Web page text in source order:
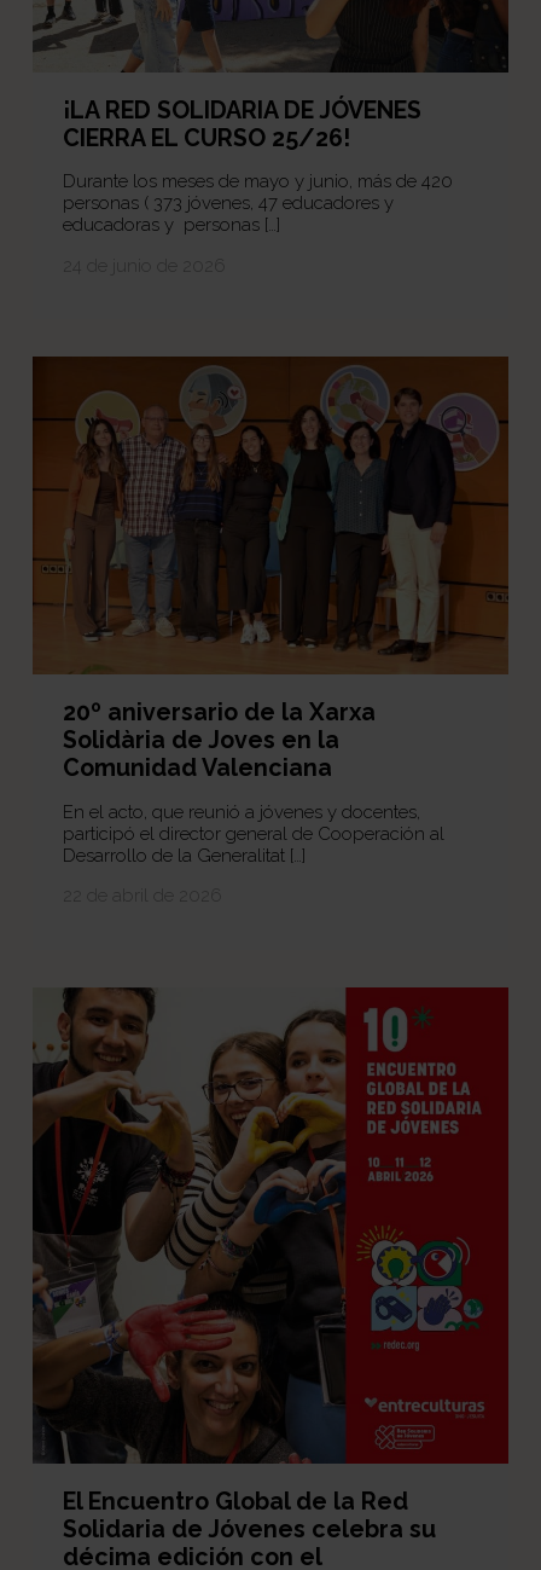
¡LA RED SOLIDARIA DE JÓVENES
CIERRA EL CURSO 25/26!
Durante los meses de mayo y junio, más de 420
personas ( 373 jóvenes, 47 educadores y
educadoras y personas […]
24 de junio de 2026
20º aniversario de la Xarxa
Solidària de Joves en la
Comunidad Valenciana
En el acto, que reunió a jóvenes y docentes,
participó el director general de Cooperación al
Desarrollo de la Generalitat […]
22 de abril de 2026
El Encuentro Global de la Red
Solidaria de Jóvenes celebra su
décima edición con el